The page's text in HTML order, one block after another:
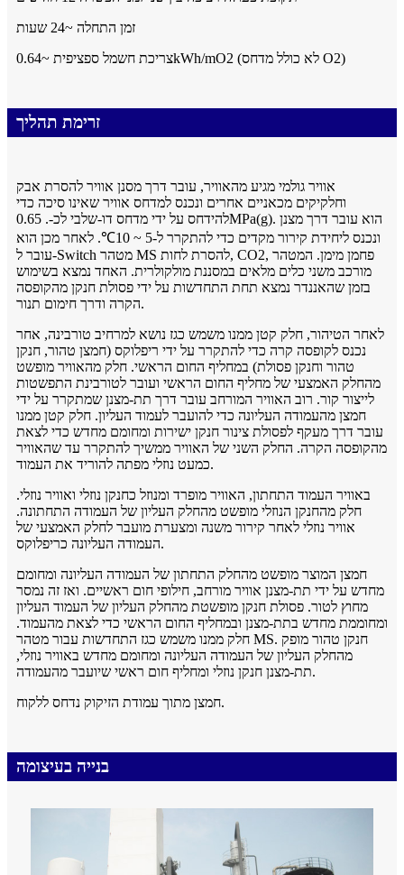
זמן התחלה ~24 שעות
צריכת חשמל ספציפית ~0.64kWh/mO2 (לא כולל מדחס O2)
זרימת תהליך
אוויר גולמי מגיע מהאוויר, עובר דרך מסנן אוויר להסרת אבק
וחלקיקים מכאניים אחרים ונכנס למדחס אוויר שאינו סיכה כדי
להידחס על ידי מדחס דו-שלבי לכ-. 0.65MPa(g). הוא עובר דרך מצנן
ונכנס ליחידת קירור מקדים כדי להתקרר ל-5 ~ 10℃. לאחר מכן הוא
עובר ל-Switch מטהר MS להסרת לחות, CO2, פחמן מימן. המטהר
מורכב משני כלים מלאים במסננת מולקולרית. האחד נמצא בשימוש
בזמן שהאננדר נמצא תחת התחדשות על ידי פסולת חנקן מהקופסה
הקרה ודרך חימום תנור.
לאחר הטיהור, חלק קטן ממנו משמש כגז נושא למרחיב טורבינה, אחר
נכנס לקופסה קרה כדי להתקרר על ידי ריפלוקס (חמצן טהור, חנקן
טהור וחנקן פסולת) במחליף החום הראשי. חלק מהאוויר מופשט
מהחלק האמצעי של מחליף החום הראשי ועובר לטורבינת התפשטות
לייצור קור. רוב האוויר המורחב עובר דרך תת-מצנן שמתקרר על ידי
חמצן מהעמודה העליונה כדי להועבר לעמוד העליון. חלק קטן ממנו
עובר דרך מעקף לפסולת צינור חנקן ישירות ומחומם מחדש כדי לצאת
מהקופסה הקרה. החלק השני של האוויר ממשיך להתקרר עד שהאוויר
כמעט נוזלי מפתה להוריד את העמוד.
באוויר העמוד התחתון, האוויר מופרד ומנוזל כחנקן נוזלי ואוויר נוזלי.
חלק מהחנקן הנוזלי מופשט מהחלק העליון של העמודה התחתונה.
אוויר נוזלי לאחר קירור משנה ומצערת מועבר לחלק האמצעי של
העמודה העליונה כריפלוקס.
חמצן המוצר מופשט מהחלק התחתון של העמודה העליונה ומחומם
מחדש על ידי תת-מצנן אוויר מורחב, חילופי חום ראשיים. ואז זה נמסר
מחוץ לטור. פסולת חנקן מופשטת מהחלק העליון של העמוד העליון
ומחוממת מחדש בתת-מצנן ובמחליף החום הראשי כדי לצאת מהעמוד.
חלק ממנו משמש כגז התחדשות עבור מטהר MS. חנקן טהור מופק
מהחלק העליון של העמודה העליונה ומחומם מחדש באוויר נוזלי,
תת-מצנן חנקן נוזלי ומחליף חום ראשי שיועבר מהעמודה.
חמצן מתוך עמודת הזיקוק נדחס ללקוח.
בנייה בעיצומה